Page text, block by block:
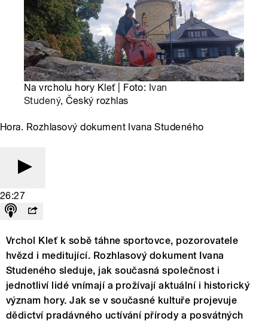
Na vrcholu hory Kleť | Foto: Ivan
Studený, Český rozhlas
Hora. Rozhlasový dokument Ivana Studeného
26:27
Vrchol Kleť k sobě táhne sportovce, pozorovatele
hvězd i meditující. Rozhlasový dokument Ivana
Studeného sleduje, jak současná společnost i
jednotliví lidé vnímají a prožívají aktuální i historický
význam hory. Jak se v současné kultuře projevuje
dědictví pradávného uctívání přírody a posvátných